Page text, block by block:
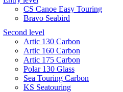
CS Canoe Easy Touring
Bravo Seabird
Second level
Artic 130 Carbon
Artic 160 Carbon
Artic 175 Carbon
Polar 130 Glass
Sea Touring Carbon
KS Seatouring